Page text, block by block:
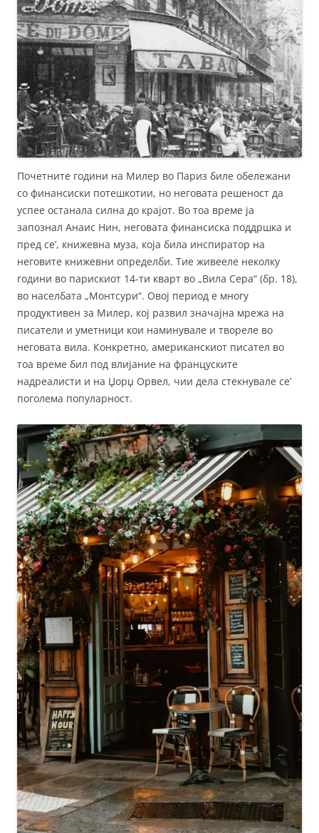
Почетните години на Милер во Париз биле обележани
со финансиски потешкотии, но неговата решеност да
успее останала силна до крајот. Во тоа време ја
запознал Анаис Нин, неговата финансиска поддршка и
пред се’, книжевна муза, која била инспиратор на
неговите книжевни определби. Тие живееле неколку
години во парискиот 14-ти кварт во „Вила Сера“ (бр. 18),
во населбата „Монтсури“. Овој период е многу
продуктивен за Милер, кој развил значајна мрежа на
писатели и уметници кои наминувале и твореле во
неговата вила. Конкретно, американскиот писател во
тоа време бил под влијание на француските
надреалисти и на Џорџ Орвел, чии дела стекнувале се’
поголема популарност.